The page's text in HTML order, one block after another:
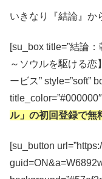
いきなり『結論』か
[su_box title=”結論
～ソウルを駆ける恋
ービス” style=”soft”
ル」の初回登録で無
[su_button